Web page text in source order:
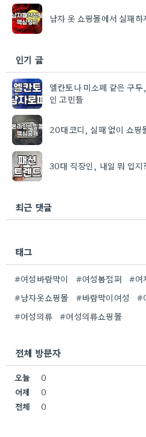
남자 옷 쇼핑몰에서 실패
인기 글
엘칸토나 미소페 같은 구
인 고민들
20대코디, 실패 없이 쇼핑
30대 직장인, 내일 뭐 입지
최근 댓글
태그
#여성바람막이 #여성봄점퍼 #여
#남자옷쇼핑몰
#바람막이여성 #
#여성의류
#여성의류쇼핑몰
전체 방문자
오늘
0
어제
0
전체
0